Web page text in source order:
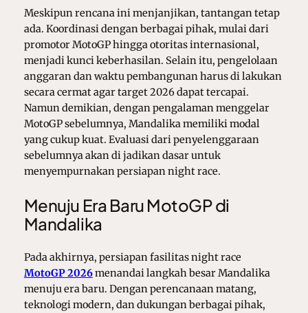
Meskipun rencana ini menjanjikan, tantangan tetap
ada. Koordinasi dengan berbagai pihak, mulai dari
promotor MotoGP hingga otoritas internasional,
menjadi kunci keberhasilan. Selain itu, pengelolaan
anggaran dan waktu pembangunan harus di lakukan
secara cermat agar target 2026 dapat tercapai.
Namun demikian, dengan pengalaman menggelar
MotoGP sebelumnya, Mandalika memiliki modal
yang cukup kuat. Evaluasi dari penyelenggaraan
sebelumnya akan di jadikan dasar untuk
menyempurnakan persiapan night race.
Menuju Era Baru MotoGP di
Mandalika
Pada akhirnya, persiapan fasilitas night race
MotoGP2026menandai langkah besar Mandalika
menuju era baru. Dengan perencanaan matang,
teknologi modern, dan dukungan berbagai pihak,